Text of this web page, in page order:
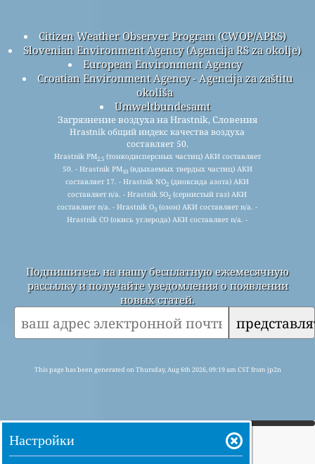
Citizen Weather Observer Program (CWOP/APRS)
Slovenian Environment Agency (Agencija RS za okolje)
European Environment Agency
Croatian Environment Agency - Agencija za zaštitu
okoliša
Umweltbundesamt
Загрязнение воздуха на Hrastnik, Словения
Hrastnik общий индекс качества воздуха
составляет 50.
Hrastnik PM2.5(тонкодисперсных частиц) АКИ составляет
50. - Hrastnik PM10(вдыхаемых твердых частиц) АКИ
составляет 17. - Hrastnik NO2 (диоксида азота) АКИ
составляет n/a. - Hrastnik SO2 (сернистый газ) АКИ
составляет n/a. - Hrastnik O3 (озон) АКИ составляет n/a. -
Hrastnik CO (окись углерода) АКИ составляет n/a. -
Подпишитесь на нашу бесплатную ежемесячную
рассылку и получайте уведомления о появлении
новых статей.
This page has been generated on Thursday, Aug 6th 2026, 09:19 am CST from jp2n
Настройки